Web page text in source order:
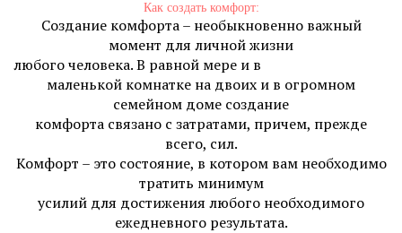
Как создать комфорт:
Создание комфорта – необыкновенно важный
момент для личной жизни
любого человека. В равной мере и в
маленькой комнатке на двоих и в огромном
семейном доме создание
комфорта связано с затратами, причем, прежде
всего, сил.
Комфорт – это состояние, в котором вам необходимо
тратить минимум
усилий для достижения любого необходимого
ежедневного результата.